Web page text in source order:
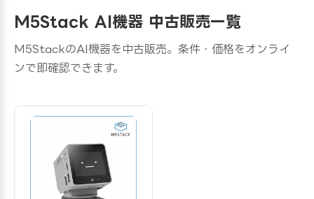
M5Stack AI機器 中古販売一覧
M5StackのAI機器を中古販売。条件・価格をオンライ
ンで即確認できます。